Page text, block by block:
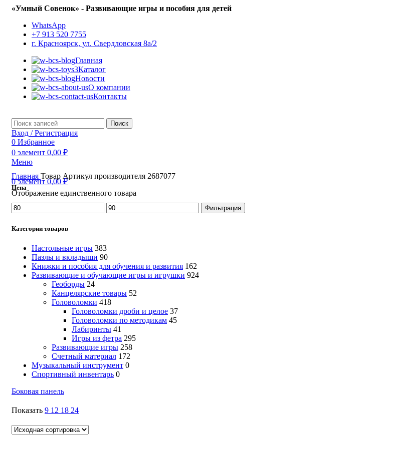
«Умный Совенок» - Развивающие игры и пособия для детей
WhatsApp
+7 913 520 7755
г. Красноярск, ул. Свердловская 8а/2
Главная
Каталог
Новости
О компании
Контакты
Поиск
Вход / Регистрация
0 Избранное
0 элемент 0,00 ₽
Меню
0элемент 0,00₽
Главная Товар Артикул производителя 2687077
Отображение единственного товара
Цена
Минимальная
цена
Максимальная
цена
Фильтрация
Категории товаров
Настольные игры 383
Пазлы и вкладыши 90
Книжки и пособия для обучения и развития 162
Развивающие и обучающие игры и игрушки 924
Геоборды 24
Канцелярские товары 52
Головоломки 418
Головоломки дроби и целое 37
Головоломки по методикам 45
Лабиринты 41
Игры из фетра 295
Развивающие игры 258
Счетный материал 172
Музыкальный инструмент 0
Спортивный инвентарь 0
Боковая панель
Показать 9 12 18 24